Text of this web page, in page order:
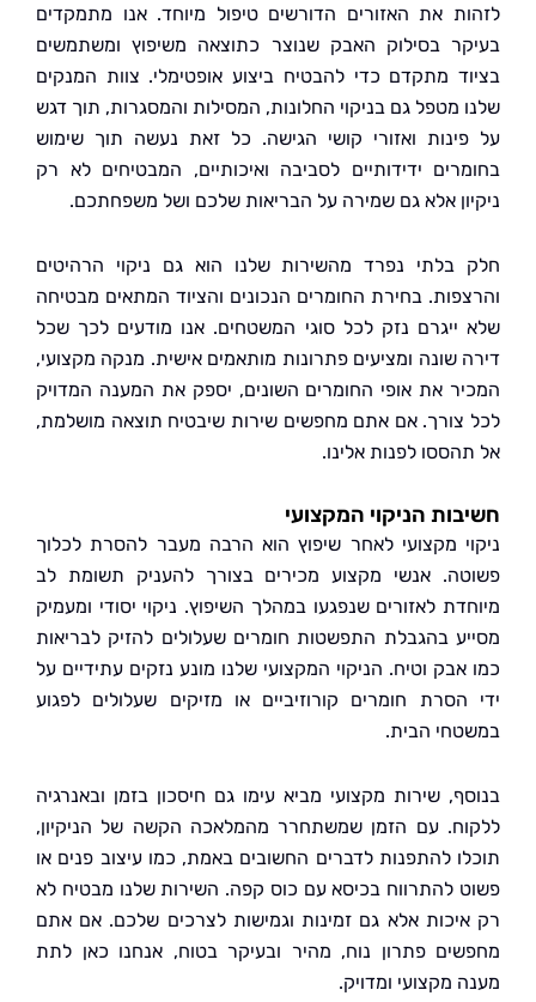
את האזורים הדורשים טיפול מיוחד. אנו מתמקדים
בסילוק האבק שנוצר כתוצאה משיפוץ ומשתמשים
מתקדם כדי להבטיח ביצוע אופטימלי. צוות המנקים
מטפל גם בניקוי החלונות, המסילות והמסגרות, תוך דגש
ואזורי קושי הגישה. כל זאת נעשה תוך שימוש
ידידותיים לסביבה ואיכותיים, המבטיחים לא רק
אלא גם שמירה על הבריאות שלכם ושל משפחתכם.
נפרד מהשירות שלנו הוא גם ניקוי הרהיטים
בחירת החומרים הנכונים והציוד המתאים מבטיחה
נזק לכל סוגי המשטחים. אנו מודעים לכך שכל
שונה ומציעים פתרונות מותאמים אישית. מנקה מקצועי,
את אופי החומרים השונים, יספק את המענה המדויק
אם אתם מחפשים שירות שיבטיח תוצאה מושלמת,
לפנות אלינו.
הניקוי המקצועי
מקצועי לאחר שיפוץ הוא הרבה מעבר להסרת לכלוך
אנשי מקצוע מכירים בצורך להעניק תשומת לב
לאזורים שנפגעו במהלך השיפוץ. ניקוי יסודי ומעמיק
בהגבלת התפשטות חומרים שעלולים להזיק לבריאות
וטיח. הניקוי המקצועי שלנו מונע נזקים עתידיים על
חומרים קורוזיביים או מזיקים שעלולים לפגוע
הבית.
שירות מקצועי מביא עימו גם חיסכון בזמן ובאנרגיה
עם הזמן שמשתחרר מהמלאכה הקשה של הניקיון,
להתפנות לדברים החשובים באמת, כמו עיצוב פנים או
להתרווח בכיסא עם כוס קפה. השירות שלנו מבטיח לא
אלא גם זמינות וגמישות לצרכים שלכם. אם אתם
פתרון נוח, מהיר ובעיקר בטוח, אנחנו כאן לתת
מקצועי ומדויק.